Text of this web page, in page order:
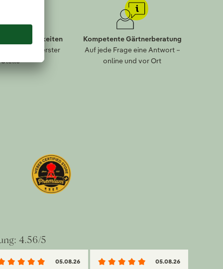
kommt an erster
Stelle
Kompetente Gärtnerberatung
Auf jede Frage eine Antwort –
online und vor Ort
4.56/5
05.08.26
05.08.26